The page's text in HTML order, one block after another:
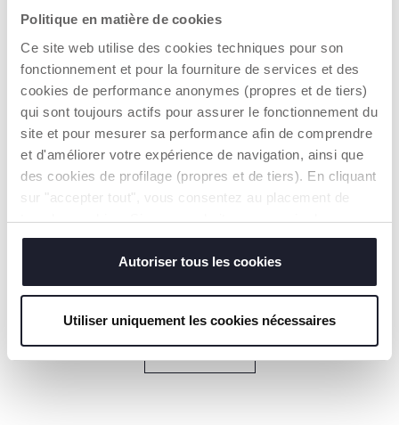
Politique en matière de cookies
Ce site web utilise des cookies techniques pour son
fonctionnement et pour la fourniture de services et des
cookies de performance anonymes (propres et de tiers)
qui sont toujours actifs pour assurer le fonctionnement du
site et pour mesurer sa performance afin de comprendre
et d'améliorer votre expérience de navigation, ainsi que
des cookies de profilage (propres et de tiers). En cliquant
sur "accepter tout", vous consentez au placement de
tous les cookies. Si vous souhaitez en savoir plus ou
modifier ou révoquer le consentement de tous les
cookies ou de certains d'entre eux, cliquez sur "afficher
les détails". En fermant cette bannière, vous consentez à
sont indispensables pour profiter du service demandé.
Autoriser tous les cookies
Utiliser uniquement les cookies nécessaires
VAATWASMACHIN
EBESTENDIG
KLEURRIJK
Om makkelijk en leuk
zelfstandig te leren
eten
gemakkelijker te
DRIE VAKJES
Verschillende smaken
scheiden